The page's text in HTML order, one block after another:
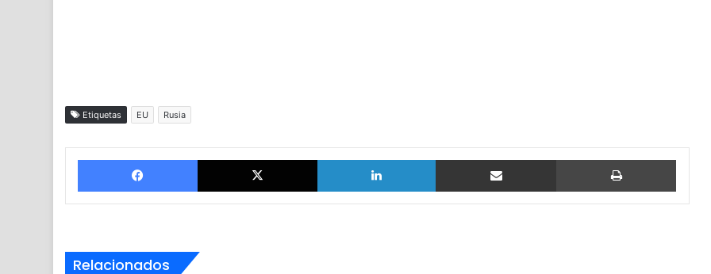
Etiquetas EU Rusia
Facebook X LinkedIn vía email
Relacionados